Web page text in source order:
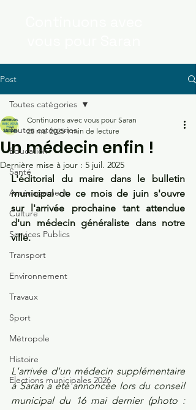
Post
Toutes catégories
Education
Santé
Aménagement
Culture
Services Publics
Transport
Environnement
Travaux
Sport
Métropole
Histoire
Elections municipales 2026
Toutes catégories
Un médecin enfin !
Continuons avec vous pour Saran
28 mai 2025 1 min de lecture
Dernière mise à jour : 5 juil. 2025
L'éditorial du maire dans le bulletin
municipal de ce mois de juin s'ouvre
sur l'arrivée prochaine tant attendue
d'un médecin généraliste dans notre
ville.
L'arrivée d'un médecin supplémentaire
à Saran a été annoncée lors du conseil
municipal du 16 mai dernier (photo :